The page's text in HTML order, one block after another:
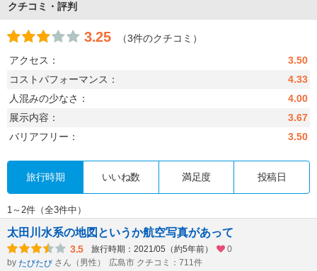
クチコミ・評判
3.25
（3件のクチコミ）
アクセス：
3.50
コストパフォーマンス：
4.33
人混みの少なさ：
4.00
展示内容：
3.67
バリアフリー：
3.50
旅行時期 いいね数 満足度 投稿日
1～2件（全3件中）
太田川水系の地図というか航空写真があって
3.5 旅行時期：2021/05（約5年前）
0
by たびたび さん（男性） 広島市 クチコミ：711件